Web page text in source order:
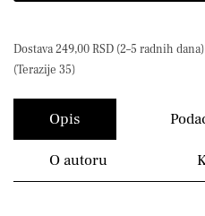
Dostava 249,00 RSD (2–5 radnih
(Terazije 35)
Opis
O autoru